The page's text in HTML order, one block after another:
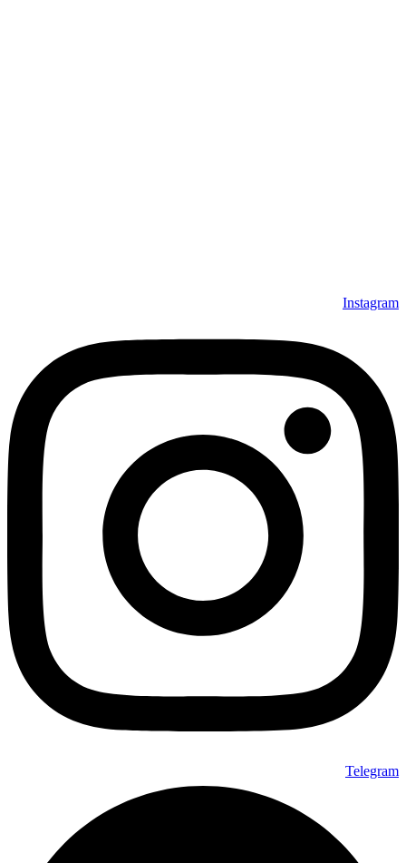
Instagram
Telegram